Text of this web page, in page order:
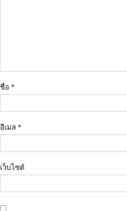
ชื่อ *
อีเมล *
เว็บไซต์